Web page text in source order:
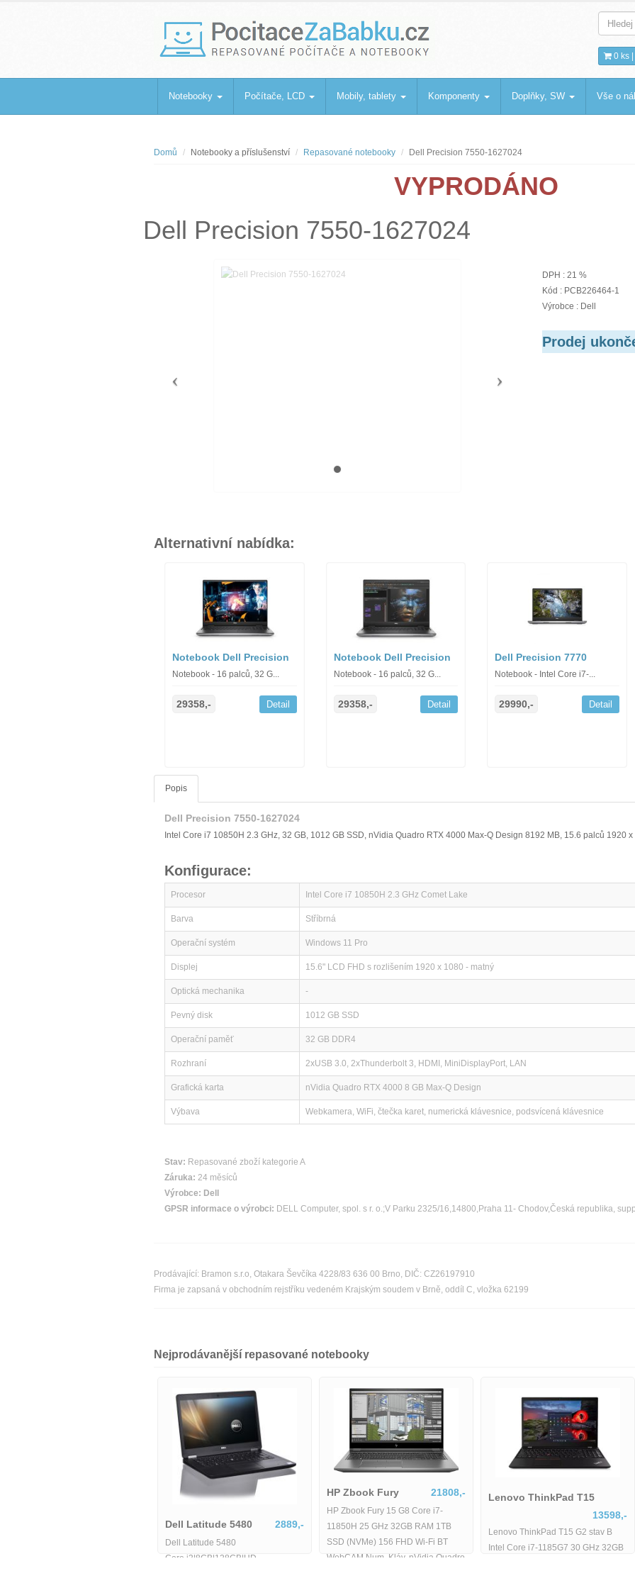
PocitaceZaBabku.cz
Repasované počítače a notebooky 0 ks |
Notebooky Počítače, LCD Mobily, tablety Komponenty Doplňky, SW Vše o
Domů Notebooky a příslušenství Repasované notebooky Dell Precision 7550-1627024
VYPRODÁNO
Dell Precision 7550-1627024
DPH : 21 %
Kód : PCB226464-1
Výrobce : Dell
Prodej
Alternativní nabídka:
Notebook Dell Precision
Notebook - 16 palců, 32 G...
29358,- Detail
Notebook Dell Precision
Notebook - 16 palců, 32 G...
29358,- Detail
Dell Precision 7770
Notebook - Intel Core i7-...
29990,- Detail
Popis
Dell Precision 7550-1627024
Intel Core i7 10850H 2.3 GHz, 32 GB, 1012 GB SSD, nVidia Quadro RTX 4000 Max-Q Design 8192 MB, 15.6 palců 1920
Konfigurace:
Procesor Intel Core i7 10850H 2.3 GHz Comet Lake
Barva Stříbrná
Operační systém Windows 11 Pro
Displej 15.6" LCD FHD s rozlišením 1920 x 1080 - matný
Optická mechanika -
Pevný disk 1012 GB SSD
Operační paměť 32 GB DDR4
Rozhraní 2xUSB 3.0, 2xThunderbolt 3, HDMI, MiniDisplayPort, LAN
Grafická karta nVidia Quadro RTX 4000 8 GB Max-Q Design
Výbava Webkamera, WiFi, čtečka karet, numerická klávesnice, podsvícená klávesnice
Stav: Repasované zboží kategorie A
Záruka: 24 měsíců
Výrobce: Dell
GPSR informace o výrobci: DELL Computer, spol. s r. o.;V Parku 2325/16,14800,Praha 11- Chodov,Česká republika,
Prodávající: Bramon s.r.o, Otakara Ševčíka 4228/83 636 00 Brno, DIČ: CZ26197910
Firma je zapsaná v obchodním rejstříku vedeném Krajským soudem v Brně, oddíl C, vložka 62199
Nejprodávanější repasované notebooky
Dell Latitude 5480 2889,-
Dell Latitude 5480
Core i3|8GB|128GB|HD
HP Zbook Fury 21808,-
HP Zbook Fury 15 G8 Core i7-
11850H 25 GHz 32GB RAM 1TB
SSD (NVMe) 156 FHD Wi-Fi BT
WebCAM Num. Kláv. nVidia Quadro
Lenovo ThinkPad T15
13598,-
Lenovo ThinkPad T15 G2 stav B
Intel Core i7-1185G7 30 GHz 32GB